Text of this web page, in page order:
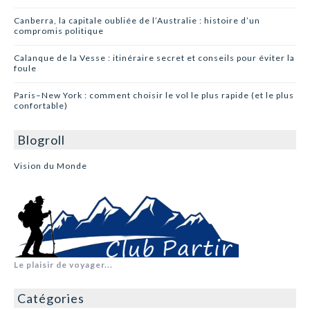
Canberra, la capitale oubliée de l’Australie : histoire d’un
compromis politique
Calanque de la Vesse : itinéraire secret et conseils pour éviter la
foule
Paris–New York : comment choisir le vol le plus rapide (et le plus
confortable)
Blogroll
Vision du Monde
Le plaisir de voyager...
Catégories